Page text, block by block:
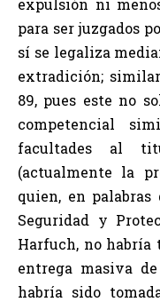
expulsión ni
para ser juzgados
sí se legaliza
extradición;
89, pues este no
competencial
facultades al
(actualmente la
quien, en
Seguridad y
Harfuch, no habría
entrega masiva
habría sido